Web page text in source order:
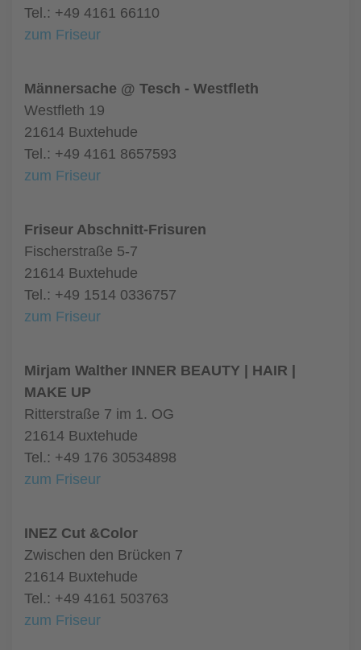
Tel.: +49 4161 66110
zum Friseur
Männersache @ Tesch - Westfleth
Westfleth 19
21614 Buxtehude
Tel.: +49 4161 8657593
zum Friseur
Friseur Abschnitt-Frisuren
Fischerstraße 5-7
21614 Buxtehude
Tel.: +49 1514 0336757
zum Friseur
Mirjam Walther INNER BEAUTY | HAIR |
MAKE UP
Ritterstraße 7 im 1. OG
21614 Buxtehude
Tel.: +49 176 30534898
zum Friseur
INEZ Cut &Color
Zwischen den Brücken 7
21614 Buxtehude
Tel.: +49 4161 503763
zum Friseur